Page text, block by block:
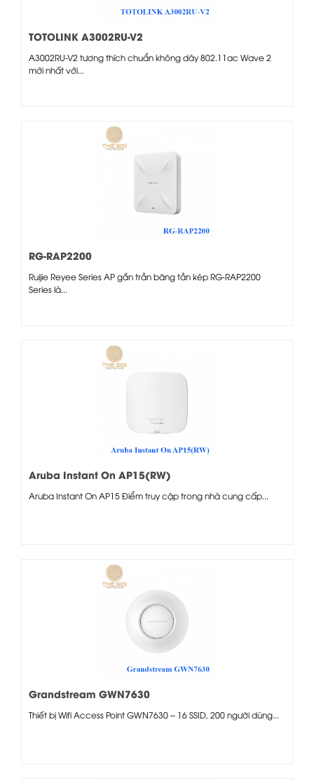
TOTOLINK A3002RU-V2
A3002RU-V2 tương thích chuẩn không dây 802.11ac Wave 2
mới nhất với...
RG-RAP2200
Ruijie Reyee Series AP gắn trần băng tần kép RG-RAP2200
Series là...
Aruba Instant On AP15(RW)
Aruba Instant On AP15 Điểm truy cập trong nhà cung cấp...
Grandstream GWN7630
Thiết bị Wifi Access Point GWN7630 – 16 SSID, 200 người dùng...